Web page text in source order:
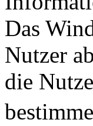
Das
Nutzer
die